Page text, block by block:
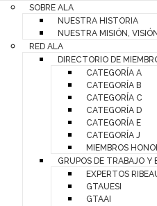
SOBRE ALA
NUESTRA HISTORIA
NUESTRA MISIÓN,
RED ALA
DIRECTORIO DE
CATEGORÍA A
CATEGORÍA B
CATEGORÍA C
CATEGORÍA D
CATEGORÍA E
CATEGORÍA J
MIEMBROS
GRUPOS DE TRABAJO Y
EXPERTOS
GTAUESI
GTAAI